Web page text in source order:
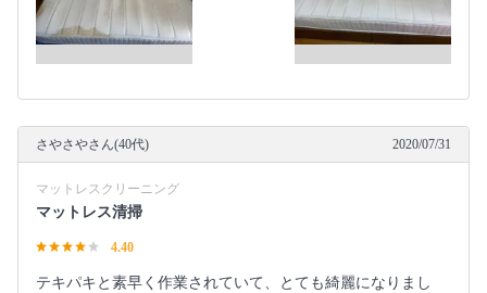
さやさやさん(40代) 2020/07/31
マットレスクリーニング
マットレス清掃
4.40
テキパキと素早く作業されていて、とても綺麗になりまし